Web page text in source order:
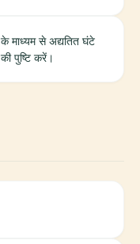
के माध्यम से अद्यतित घंटे
की पुष्टि करें।